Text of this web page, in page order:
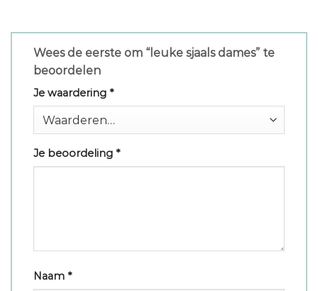
Wees de eerste om “leuke sjaals dames” te
beoordelen
Je waardering *
Je beoordeling *
Naam *